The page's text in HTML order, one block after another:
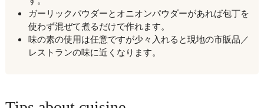
ガーリックパウダーとオニオンパウダーがあれば包丁を
使わず混ぜて煮るだけで作れます。
味の素の使用は任意ですが少々入れると現地の市販品／
レストランの味に近くなります。